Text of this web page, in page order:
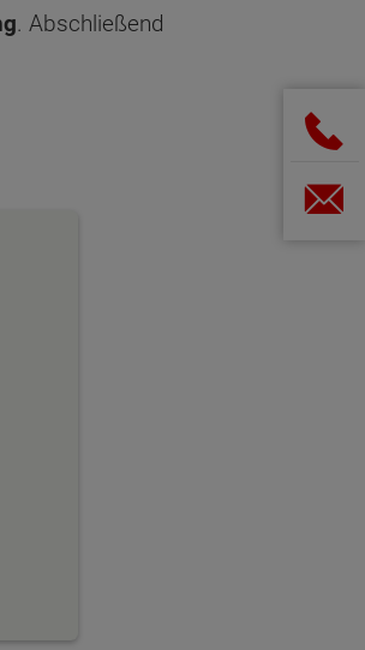
. Abschließend